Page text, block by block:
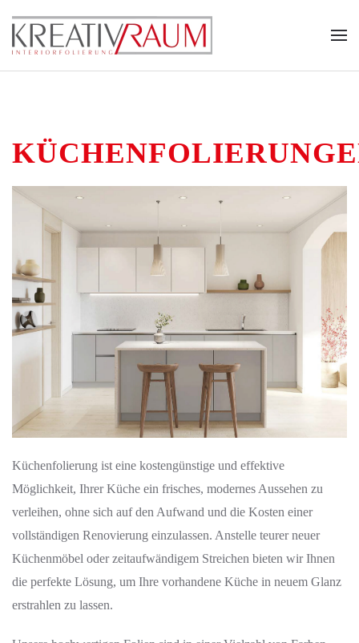
Zum Hauptinhalt springen
Küchenfolierung ist eine kostengünstige und effektive
Möglichkeit, Ihrer Küche ein frisches, modernes Aussehen zu
verleihen, ohne sich auf den Aufwand und die Kosten einer
vollständigen Renovierung einzulassen. Anstelle teurer neuer
Küchenmöbel oder zeitaufwändigem Streichen bieten wir Ihnen
die perfekte Lösung, um Ihre vorhandene Küche in neuem Glanz
erstrahlen zu lassen.